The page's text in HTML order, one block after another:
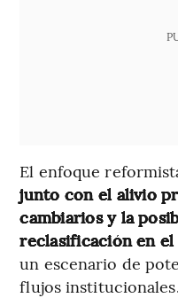
El enfoque
junto con el alivio
cambiarios y la
reclasificación en
un escenario de
flujos